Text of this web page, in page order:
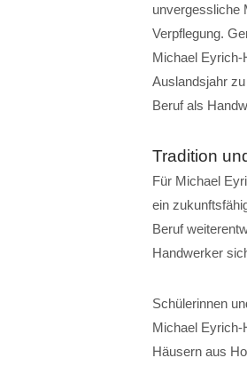
unvergessliche
Verpflegung.
Michael Eyrich-
Auslandsjahr
Beruf als
Tradition
Für Michael
ein
Beruf
Handwerker
Schülerinnen
Michael Eyrich-
Häusern aus